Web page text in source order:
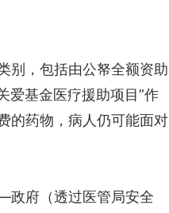
别，包括由公帑全额资助
爱基金医疗援助项目”作
的药物，病人仍可能面对
政府（透过医管局安全